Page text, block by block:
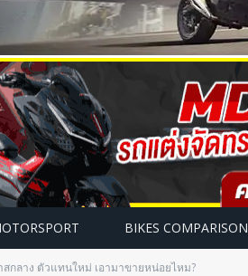
BIKES COMPARISON
กลาง ตัวแทนใหม่ เอามาขายหน่อยไหม?